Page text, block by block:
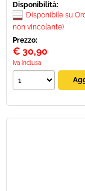
Disponibilità:
Disponibile su
non vincolante)
Prezzo:
€ 30,90
Iva inclusa